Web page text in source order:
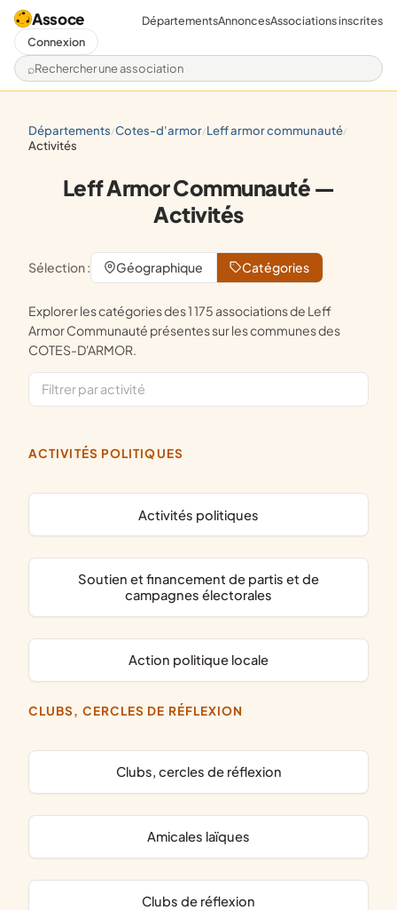
Assoce
Rechercher une association
DépartementsAnnoncesAssociations inscrites
Connexion
départements/ cotes-d'armor/ leff armor communauté/
activités
Leff Armor Communauté —
Activités
Sélection : Géographique Catégories
Explorer les catégories des 1 175 associations de Leff
Armor Communauté présentes sur les communes des
COTES-D'ARMOR.
ACTIVITÉS POLITIQUES
activités politiques
soutien et financement de partis et de
campagnes électorales
action politique locale
CLUBS, CERCLES DE RÉFLEXION
clubs, cercles de réflexion
amicales laïques
clubs de réflexion